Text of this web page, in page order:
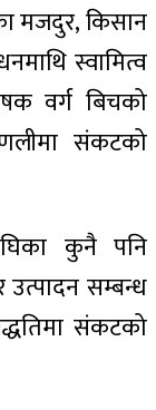
मजदुर, किसान
स्वामित्व
वर्ग बिचको
संकटको
कुनै पनि
उत्पादन सम्बन्ध
संकटको